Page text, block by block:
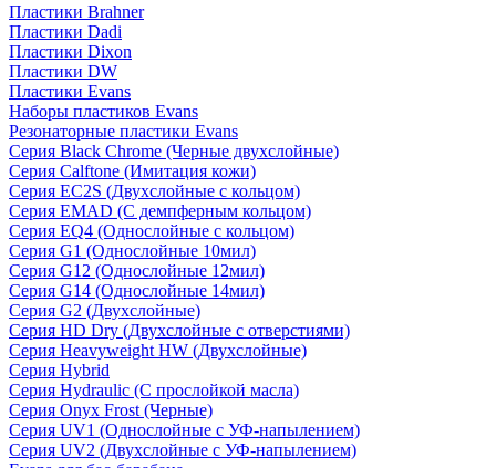
Пластики Brahner
Пластики Dadi
Пластики Dixon
Пластики DW
Пластики Evans
Наборы пластиков Evans
Резонаторные пластики Evans
Серия Black Chrome (Черные двухслойные)
Серия Calftone (Имитация кожи)
Серия EC2S (Двухслойные с кольцом)
Серия EMAD (С демпферным кольцом)
Серия EQ4 (Однослойные с кольцом)
Серия G1 (Однослойные 10мил)
Серия G12 (Однослойные 12мил)
Серия G14 (Однослойные 14мил)
Серия G2 (Двухслойные)
Серия HD Dry (Двухслойные с отверстиями)
Серия Heavyweight HW (Двухслойные)
Серия Hybrid
Серия Hydraulic (С прослойкой масла)
Серия Onyx Frost (Черные)
Серия UV1 (Однослойные с УФ-напылением)
Серия UV2 (Двухслойные с УФ-напылением)